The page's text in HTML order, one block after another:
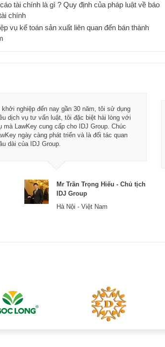
tài chính là gì ? Quy định của pháp luật về báo
chính
vụ kế toán sản xuất liên quan đến bán thành
nghiệp đến nay gần 30 năm, tôi sử dụng
dịch vụ tư vấn luật, tôi đặc biệt hài lòng với
mà LawKey cung cấp cho IDJ Group. Chúc
ngày càng phát triển và là đối tác quan
dài của IDJ Group.
Mr Trần Trọng Hiếu - Chủ tịch
IDJ Group
Hà Nội - Việt Nam